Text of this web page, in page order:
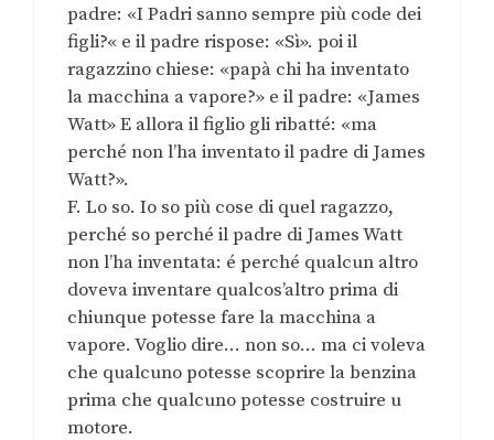
padre: «I Padri sanno sempre più code dei
figli?« e il padre rispose: «Sì». poi il
ragazzino chiese: «papà chi ha inventato
la macchina a vapore?» e il padre: «James
Watt» E allora il figlio gli ribatté: «ma
perché non l’ha inventato il padre di James
Watt?».
F. Lo so. Io so più cose di quel ragazzo,
perché so perché il padre di James Watt
non l’ha inventata: é perché qualcun altro
doveva inventare qualcos’altro prima di
chiunque potesse fare la macchina a
vapore. Voglio dire… non so… ma ci voleva
che qualcuno potesse scoprire la benzina
prima che qualcuno potesse costruire u
motore.